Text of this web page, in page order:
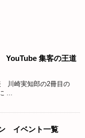
YouTube 集客の王道
川崎実知郎の2冊目の
...
イベント一覧